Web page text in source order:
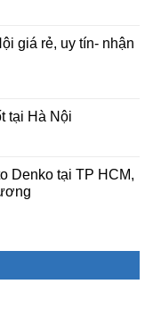
giá rẻ, uy tín- nhận
tại Hà Nội
Denko tại TP HCM,